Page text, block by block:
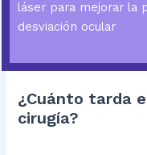
láser para mejorar la
desviación ocular
¿Cuánto tarda
cirugía?